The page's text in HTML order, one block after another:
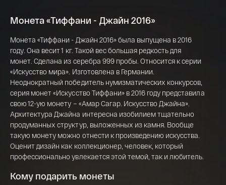
Монета «Тиффани - Джайн 2016»
Монета «Тиффани - Джайн 2016» была выпущена в 2016
году. Она весит 1 кг. Такой вес большая редкость для
монет. Сделана из серебра 999 пробы. Относится к серии
«Искусство мира». Изготовлена в Германии.
Неоднократный победитель нумизматических конкурсов,
серия монет «Искусство Тиффани» в 2016 году представила
свою 12-ую монету – «Амар Сагар. Искусство Джайна».
Архитектура Джайна интересна изобилием тщательно
продуманных структур, выложенных из камня. Вообще
такую монету можно отнести к произведению искусства.
Оценит дизайн как коллекционер, человек, который
профессионально увлекается этой темой, так и любитель.
Кому подарить монеты
Российская инвестиционная монета
Георгий Победоносец золото 100 рублей
15,5 гр 2021
142 000 ₽
Имя*
Я ознакомлен(а) с Правилами оформления
онлайн заявки и даю свое